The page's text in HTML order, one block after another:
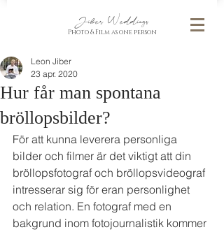
Jiber Weddings
Photo & Film as one person
Hur får man spontana
bröllopsbilder?
Leon Jiber
23 apr. 2020
För att kunna leverera personliga
bilder och filmer är det viktigt att din
bröllopsfotograf och bröllopsvideograf
intresserar sig för eran personlighet
och relation. En fotograf med en
bakgrund inom fotojournalistik kommer